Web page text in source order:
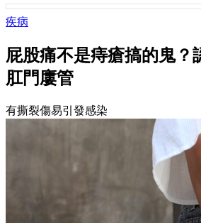
疾病
屁股痛不是痔瘡搞的鬼？
肛門廔管
有撕裂傷易引發感染